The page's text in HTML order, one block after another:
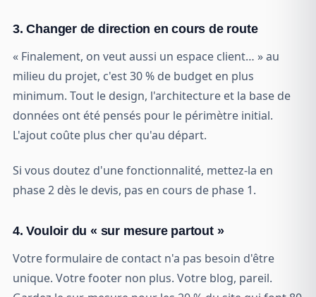
3. Changer de direction en cours de route
« Finalement, on veut aussi un espace client… » au
milieu du projet, c'est 30 % de budget en plus
minimum. Tout le design, l'architecture et la base de
données ont été pensés pour le périmètre initial.
L'ajout coûte plus cher qu'au départ.
Si vous doutez d'une fonctionnalité, mettez-la en
phase 2 dès le devis, pas en cours de phase 1.
4. Vouloir du « sur mesure partout »
Votre formulaire de contact n'a pas besoin d'être
unique. Votre footer non plus. Votre blog, pareil.